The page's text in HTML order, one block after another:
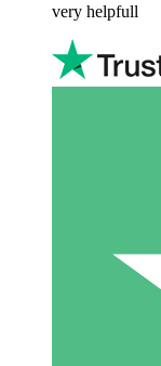
very helpfull